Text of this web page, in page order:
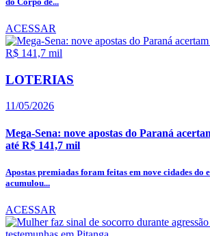
ACESSAR
LOTERIAS
11/05/2026
Mega-Sena: nove apostas do Paraná
até R$ 141,7 mil
Apostas premiadas foram feitas em nove cidades
acumulou...
ACESSAR